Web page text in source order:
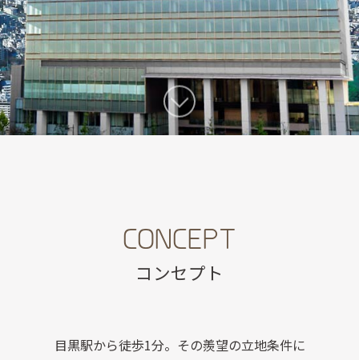
CONCEPT
コンセプト
目黒駅から徒歩1分。その羨望の立地条件に